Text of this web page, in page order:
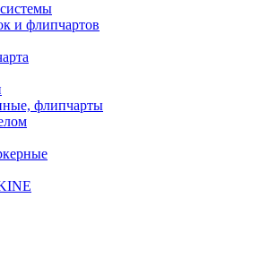
и флипчартов
флипчарты